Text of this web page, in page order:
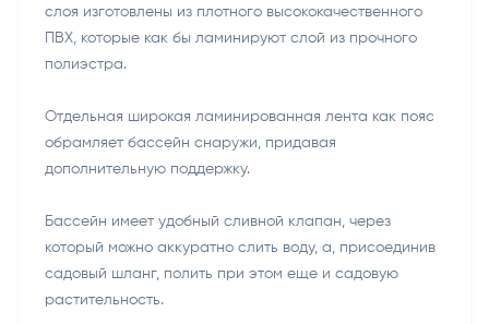
слоя изготовлены из плотного высококачественного
ПВХ, которые как бы ламинируют слой из прочного
полиэстра.
Отдельная широкая ламинированная лента как пояс
обрамляет бассейн снаружи, придавая
дополнительную поддержку.
Бассейн имеет удобный сливной клапан, через
который можно аккуратно слить воду, а, присоединив
садовый шланг, полить при этом еще и садовую
растительность.